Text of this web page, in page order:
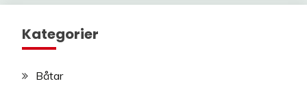
Kategorier
Båtar